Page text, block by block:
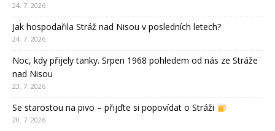
24. 7. 2026
Jak hospodařila Stráž nad Nisou v posledních letech?
24. 7. 2026
Noc, kdy přijely tanky. Srpen 1968 pohledem od nás ze Stráže
nad Nisou
23. 7. 2026
Se starostou na pivo – přijďte si popovídat o Stráži
20. 7. 2026